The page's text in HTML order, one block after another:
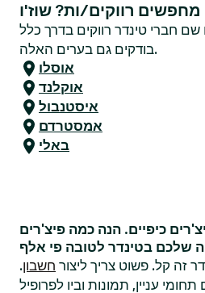
מחפשים רווקים/ות? שוז'ו
חברי טינדר רווקים בדרך כלל
בודקים גם בערים האלה.
אוסלו
אוקלנד
איסטנבול
אמסטרדם
באלי
כיפיים. הנה כמה פיצ'רים
זה קל. פשוט צריך ליצור חשבון.
עניין, תמונות וביו לפרופיל